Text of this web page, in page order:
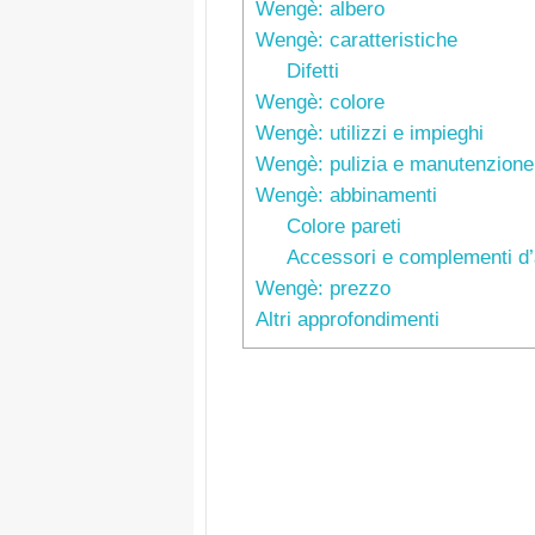
Wengè: albero
Wengè: caratteristiche
Difetti
Wengè: colore
Wengè: utilizzi e impieghi
Wengè: pulizia e manutenzione
Wengè: abbinamenti
Colore pareti
Accessori e complementi
Wengè: prezzo
Altri approfondimenti